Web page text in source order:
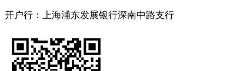
开户行：上海浦东发展银行深南中路支行